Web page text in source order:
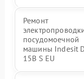
Ремонт
посудомоечной
машины Indesit
15B S EU